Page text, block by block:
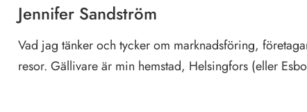
Jennifer Sandström
Vad jag tänker och tycker om marknadsföring,
resor. Gällivare är min hemstad, Helsingfors (eller